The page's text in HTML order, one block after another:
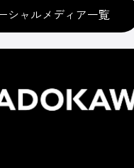
シャルメディア一覧